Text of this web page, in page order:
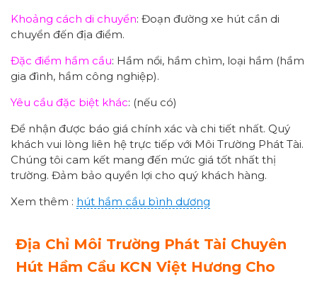
Khoảng cách di chuyển: Đoạn đường xe hút cần di
chuyển đến địa điểm.
Đặc điểm hầm cầu: Hầm nổi, hầm chìm, loại hầm (hầm
gia đình, hầm công nghiệp).
Yêu cầu đặc biệt khác: (nếu có)
Để nhận được báo giá chính xác và chi tiết nhất. Quý
khách vui lòng liên hệ trực tiếp với Môi Trường Phát Tài.
Chúng tôi cam kết mang đến mức giá tốt nhất thị
trường. Đảm bảo quyền lợi cho quý khách hàng.
Xem thêm : hút hầm cầu bình dương
Địa Chỉ Môi Trường Phát Tài Chuyên
Hút Hầm Cầu KCN Việt Hương Cho